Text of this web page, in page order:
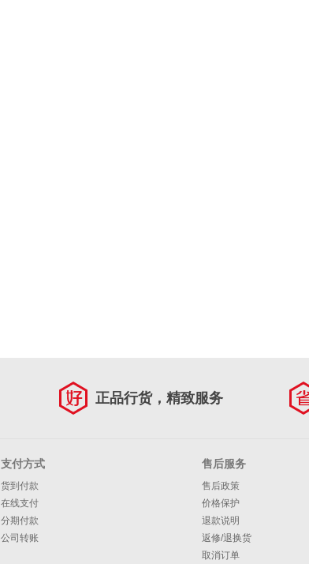
正品行货，精致服务
支付方式
货到付款
在线支付
分期付款
公司转账
售后服务
售后政策
价格保护
退款说明
返修/退换货
取消订单